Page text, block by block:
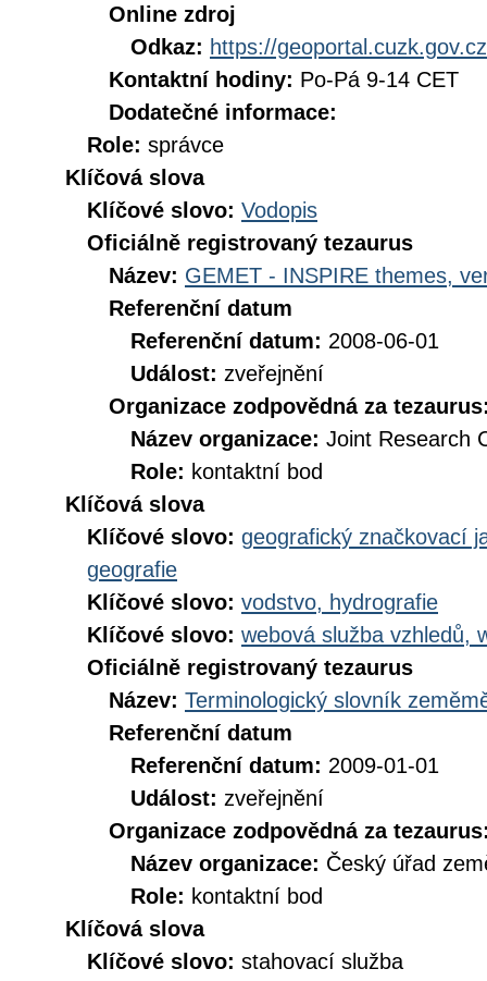
Online zdroj
Odkaz: https://geoportal.cuzk.gov.cz
Kontaktní hodiny: Po-Pá 9-14 CET
Dodatečné informace:
Role: správce
Klíčová slova
Klíčové slovo: Vodopis
Oficiálně registrovaný tezaurus
Název: GEMET - INSPIRE themes,
Referenční datum
Referenční datum: 2008-06-01
Událost: zveřejnění
Organizace zodpovědná za
Název organizace: Joint Research
Role: kontaktní bod
Klíčová slova
Klíčové slovo: geografický značkovací
geografie
Klíčové slovo: vodstvo, hydrografie
Klíčové slovo: webová služba vzhledů,
Oficiálně registrovaný tezaurus
Název: Terminologický slovník
Referenční datum
Referenční datum: 2009-01-01
Událost: zveřejnění
Organizace zodpovědná za
Název organizace: Český úřad
Role: kontaktní bod
Klíčová slova
Klíčové slovo: stahovací služba